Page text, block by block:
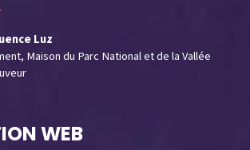
Luz
Maison du Parc National et de la Vallée
WEB